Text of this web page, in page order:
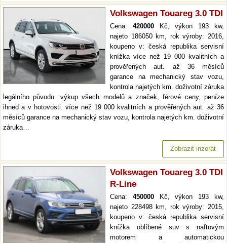
Volkswagen Touareg 3.0 TDI
Cena: 420000Kč, výkon 193 kw,
najeto 186050 km, rok výroby: 2016,
koupeno v: česká republika servisní
knížka více než 19 000 kvalitních a
prověřených aut. až 36 měsíců
garance na mechanický stav vozu,
kontrola najetých km. doživotní záruka
legálního původu. výkup všech modelů a značek, férové ceny, peníze
ihned a v hotovosti. více než 19 000 kvalitních a prověřených aut. až 36
měsíců garance na mechanický stav vozu, kontrola najetých km. doživotní
záruka…
Zobrazit inzerát
Volkswagen Touareg 3.0 TDI
R-Line
Cena: 450000Kč, výkon 193 kw,
najeto 228498 km, rok výroby: 2015,
koupeno v: česká republika servisní
knížka oblíbené suv s naftovým
motorem a automatickou